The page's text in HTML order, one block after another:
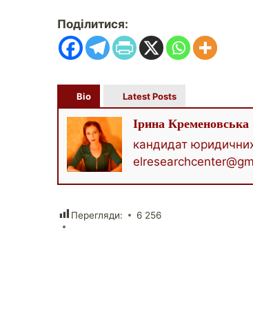
Поділитися:
Bio Latest Posts
Ірина Кременовська
кандидат
Перегляди: 6 256